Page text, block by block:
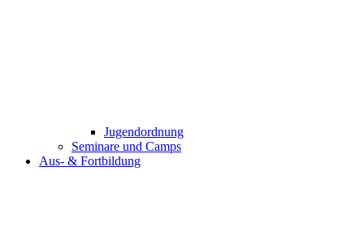
Jugendordnung
Seminare und Camps
Aus- & Fortbildung